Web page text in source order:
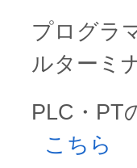
プログラ
ルターミ
PLC・PT
こちら